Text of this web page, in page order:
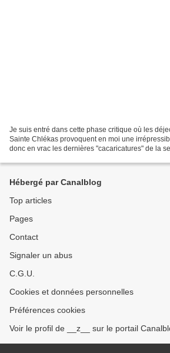
Je suis entré dans cette phase critique où les
Sainte Chlékas provoquent en moi une
donc en vrac les dernières "cacaricatures" de la
Hébergé par Canalblog
Top articles
Pages
Contact
Signaler un abus
C.G.U.
Cookies et données personnelles
Préférences cookies
Voir le profil de __z__ sur le portail